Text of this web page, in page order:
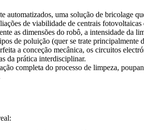
automatizados, uma solução de bricolage
de viabilidade de centrais
as dimensões do robô, a intensidade da
de poluição (quer se trate
a conceção mecânica, os circuitos
da prática interdisciplinar.
completa do processo de limpeza,